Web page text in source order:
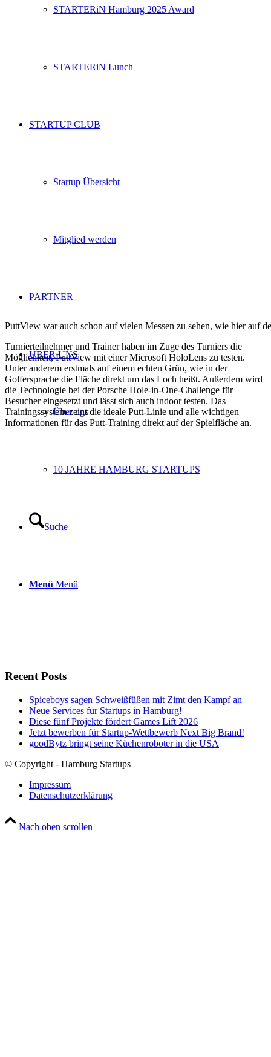
STARTERiN Hamburg 2025 Award
STARTERiN Lunch
STARTUP CLUB
Startup Übersicht
Mitglied werden
PARTNER
ÜBER UNS
Über uns
10 JAHRE HAMBURG STARTUPS
Suche
Menü Menü
PuttView war auch schon auf vielen Messen zu sehen, wie hier auf
Turnierteilnehmer und Trainer haben im Zuge des Turniers die
Möglichkeit, PuttView mit einer Microsoft HoloLens zu testen.
Unter anderem erstmals auf einem echten Grün, wie in der
Golfersprache die Fläche direkt um das Loch heißt. Außerdem wird
die Technologie bei der Porsche Hole-in-One-Challenge für
Besucher eingesetzt und lässt sich auch indoor testen. Das
Trainingssystem zeigt die ideale Putt-Linie und alle wichtigen
Informationen für das Putt-Training direkt auf der Spielfläche an.
Recent Posts
Spiceboys sagen Schweißfüßen mit Zimt den Kampf an
Neue Services für Startups in Hamburg!
Diese fünf Projekte fördert Games Lift 2026
Jetzt bewerben für Startup-Wettbewerb Next Big Brand!
goodBytz bringt seine Küchenroboter in die USA
© Copyright - Hamburg Startups
Impressum
Datenschutzerklärung
Nach oben scrollen